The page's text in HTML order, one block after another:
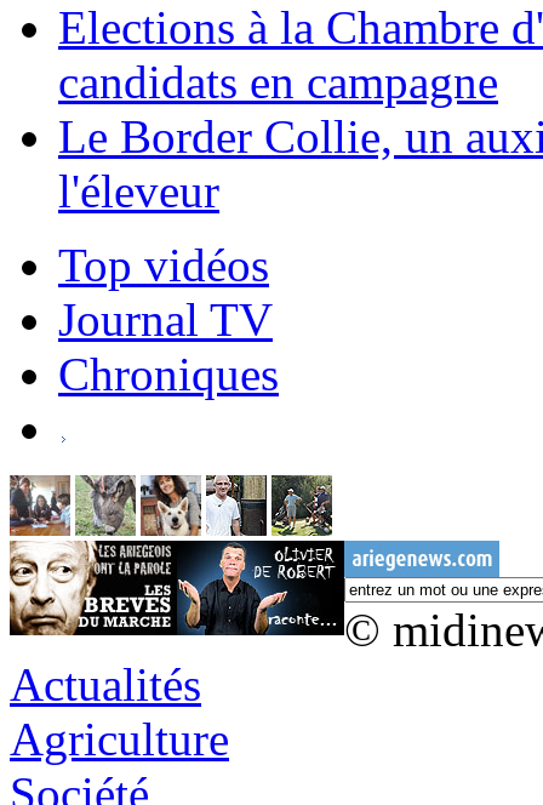
Elections à la Chambre
candidats en campagne
Le Border Collie, un
l'éleveur
Top vidéos
Journal TV
Chroniques
©
Actualités
Agriculture
Société